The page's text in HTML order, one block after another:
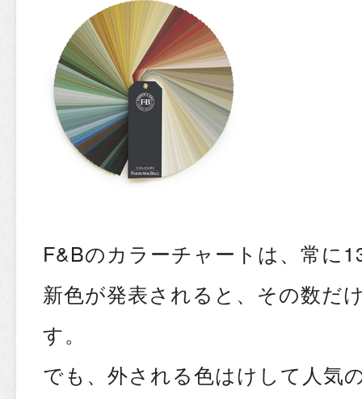
F&Bのカラーチャートは、常に
新色が発表されると、その数だ
す。
でも、外される色はけして人気